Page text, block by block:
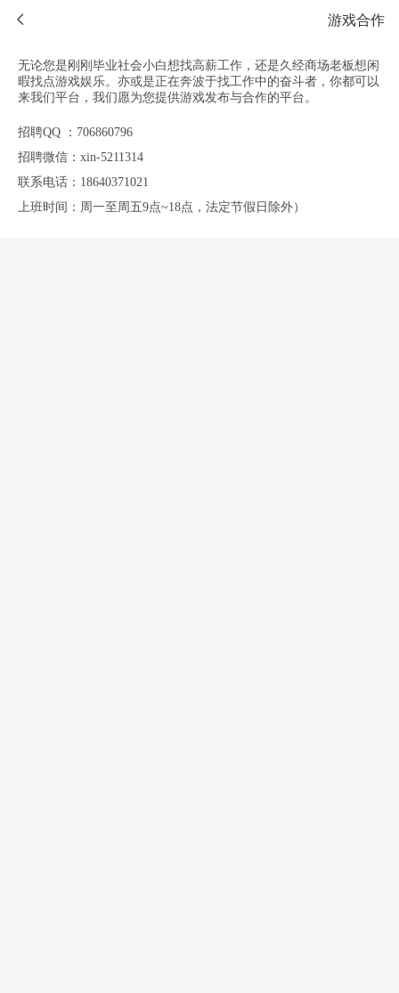
游戏合作
无论您是刚刚毕业社会小白想找高薪工作，还是久经商场老板想闲
暇找点游戏娱乐。亦或是正在奔波于找工作中的奋斗者，你都可以
来我们平台，我们愿为您提供游戏发布与合作的平台。
招聘QQ ：706860796
招聘微信：xin-5211314
联系电话：18640371021
上班时间：周一至周五9点~18点，法定节假日除外）